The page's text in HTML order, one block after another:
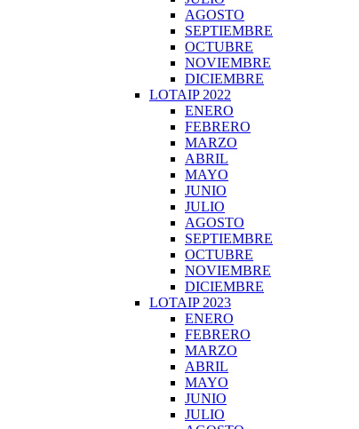
AGOSTO
SEPTIEMBRE
OCTUBRE
NOVIEMBRE
DICIEMBRE
LOTAIP 2022
ENERO
FEBRERO
MARZO
ABRIL
MAYO
JUNIO
JULIO
AGOSTO
SEPTIEMBRE
OCTUBRE
NOVIEMBRE
DICIEMBRE
LOTAIP 2023
ENERO
FEBRERO
MARZO
ABRIL
MAYO
JUNIO
JULIO